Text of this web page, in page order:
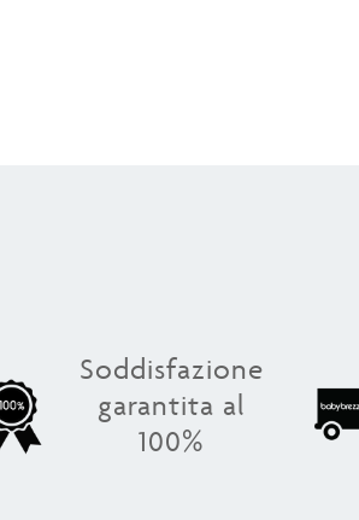
Soddisfazione
garantita al
100%